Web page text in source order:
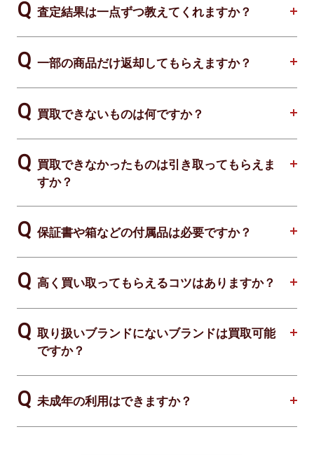
査定結果は一点ずつ教えてくれますか？
一部の商品だけ返却してもらえますか？
買取できないものは何ですか？
買取できなかったものは引き取ってもらえま
すか？
保証書や箱などの付属品は必要ですか？
高く買い取ってもらえるコツはありますか？
取り扱いブランドにないブランドは買取可能
ですか？
未成年の利用はできますか？